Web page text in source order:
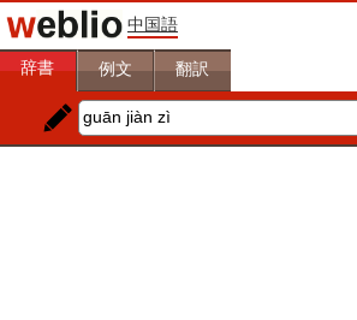
中国語
辞書 例文 翻訳